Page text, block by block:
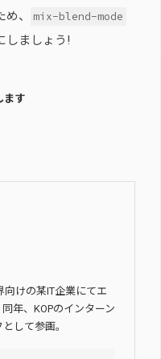
、
mix-blend-mode
しましょう!
ます
けの某IT企業にてエ
年、KOPのインターン
して参画。